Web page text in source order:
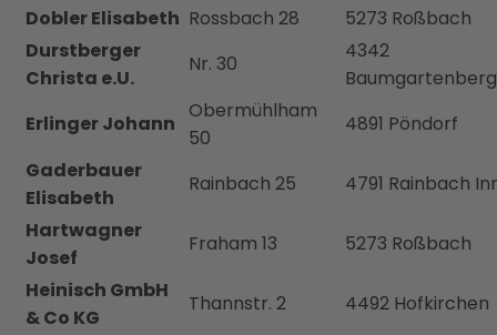
Dobler Elisabeth Rossbach 28
5273 Roßbach
Durstberger
Christa e.U.
Nr. 30
4342
Baumgartenberg
Erlinger Johann
Obermühlham
50
4891 Pöndorf
Gaderbauer
Elisabeth
Rainbach 25
4791 Rainbach
Hartwagner
Josef
Fraham 13
5273 Roßbach
Heinisch GmbH
& Co KG
Thannstr. 2
4492 Hofkirchen